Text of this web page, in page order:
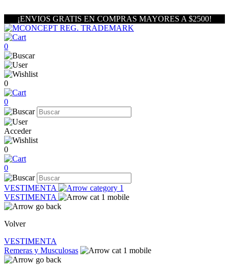
¡ENVIOS GRATIS EN COMPRAS MAYORES A $2500!
0
0
0
Acceder
0
0
VESTIMENTA
VESTIMENTA
Volver
VESTIMENTA
Remeras y Musculosas